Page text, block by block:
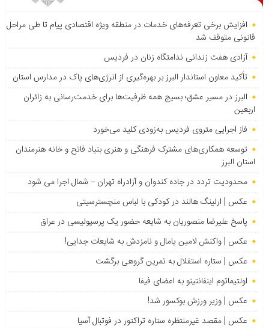
افزایش برخی تعرفه‌های خدمات در منطقه ویژه اقتصادی پیام تا طی مراحل
قانونی متوقف شد
آزادی هفت زندانی ندامتگاه زنان در فردیس
تأکید معاون استاندار البرز بر بهره‌گیری از انرژی‌های پاک در مدارس استان
البرز در مسیر عشق؛ بسیج همه ظرفیت‌ها برای خدمت‌رسانی به زائران
اربعین
فاز اجرایی متروی فردیس به‌زودی کلید می‌خورد
توسعه همکاری‌های مشترک فرهنگی و هنری بنیاد فاتح و خانه هنرمندان
استان البرز
محدودیت تردد در جاده کندوان و آزادراه تهران – شمال اجرا می شود
عکس | ارلینگ هالند در کودکی با لباس منچسترسیتی
پاسخ علیرضا منصوریان به شایعه حضور یک پرسپولیسی در عراق
عکس | واکنش لامین یامال و نامزدش به شایعات جدایی!
عکس | ستاره استقلال به تمرین گروهی برگشت
اولتیماتوم اینفانتینو به اعضای فیفا
عکس | وزیر ورزش بوکسور شد!
عکس | مقصد غیرمنتظره ستاره تراکتور در فوتبال آسیا